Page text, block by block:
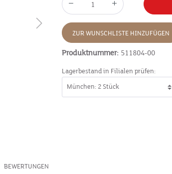
ZUR WUNSCHLISTE HINZUFÜGEN
Produktnummer: 511804-00
Lagerbestand in Filialen prüfen:
BEWERTUNGEN